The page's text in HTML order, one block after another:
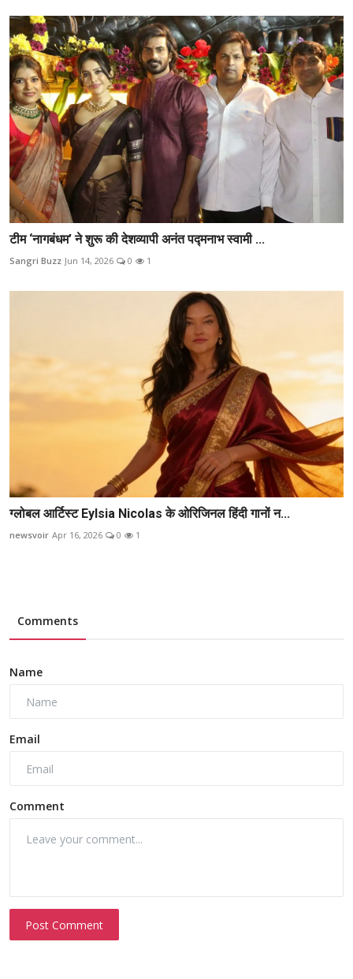
टीम ‘नागबंधम’ ने शुरू की देशव्यापी अनंत पद्मनाभ स्वामी ...
Sangri Buzz Jun 14, 2026 0 1
ग्लोबल आर्टिस्ट Eylsia Nicolas के ओरिजिनल हिंदी गानों न...
newsvoir Apr 16, 2026 0 1
Comments
Name
Email
Comment
Post Comment